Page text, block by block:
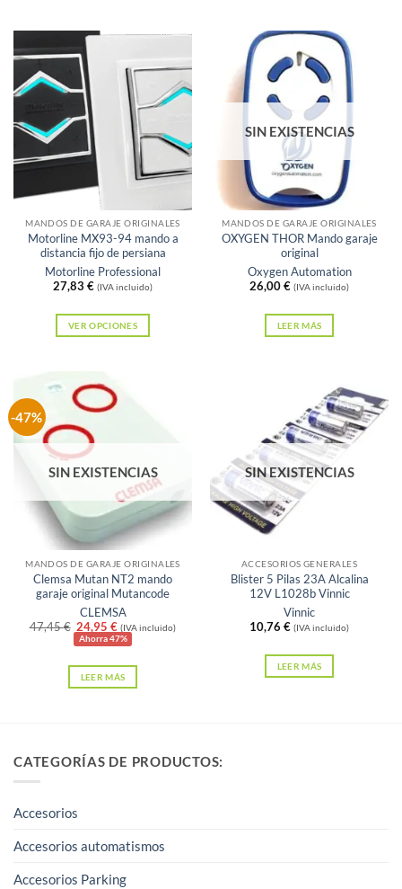
MANDOS DE GARAJE ORIGINALES
Motorline MX93-94 mando a
distancia fijo de persiana
Motorline Professional
27,83 € (IVA incluido)
VER OPCIONES
tiene
múltiples
opciones
se
pueden
elegir
en
la
página
de
producto
SIN EXISTENCIAS
MANDOS DE GARAJE ORIGINALES
OXYGEN THOR Mando garaje
original
Oxygen Automation
26,00€ (IVA incluido)
LEER MÁS
-47%
SIN EXISTENCIAS
MANDOS DE GARAJE ORIGINALES
Clemsa Mutan NT2 mando
garaje original Mutancode
CLEMSA
47,45€ El
precio
era:
47,45 €.
24,95€El
precio
es:
24,95 €.
(IVA incluido)
Ahorra 47%
LEER MÁS
SIN EXISTENCIAS
ACCESORIOS GENERALES
Blister 5 Pilas 23A Alcalina
12V L1028b Vinnic
Vinnic
10,76 € (IVA incluido)
LEER MÁS
CATEGORÍAS DE PRODUCTOS:
Accesorios
Accesorios automatismos
Accesorios Parking